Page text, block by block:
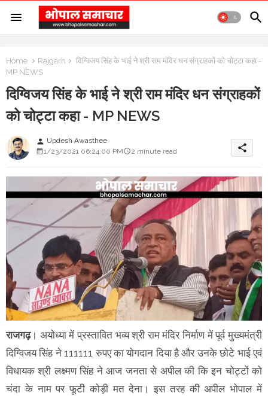
Home Rajgarh
दिग्विजय सिंह के भाई ने श्री राम मंदिर धन संग्राहकों को चोट्टा कहा -
MP NEWS
दिग्विजय सिंह के भाई ने श्री राम मंदिर धन संग्राहकों
को चोट्टा कहा - MP NEWS
person Updesh Awasthee
1/23/2021 06:24:00 PM
2 minute read share
राजगढ़। अयोध्या में प्रस्तावित भव्य श्री राम मंदिर निर्माण में पूर्व मुख्यमंत्री
दिग्विजय सिंह ने 111111 रुपए का योगदान दिया है और उनके छोटे भाई एवं
विधायक श्री लक्ष्मण सिंह ने आज जनता से अपील की कि इन चोट्टों को
चंदा के नाम पर फूटी कोड़ी मत देना। इस तरह की अपील भोपाल में